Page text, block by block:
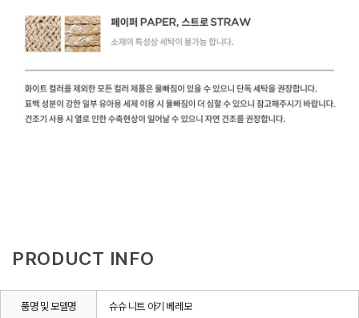
PRODUCT INFO
품명 및 모델명 슈슈 니트 아기 베레모